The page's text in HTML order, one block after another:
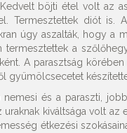
böjti étel volt az
el. Termesztettek diót
úgy aszalták, hogy a
termesztettek a
A parasztság
gyümölcsecetet
és a paraszti,
kiváltsága volt az
étkezési